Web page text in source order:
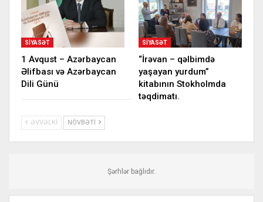
SIYASƏT
1 Avqust – Azərbaycan
Əlifbası və Azərbaycan
Dili Günü
SIYASƏT
“İrəvan – qəlbimdə
yaşayan yurdum”
kitabının Stokholmda
təqdimatı.
ƏVVƏLKI NÖVBƏTI
Şərhlər bağlıdır.